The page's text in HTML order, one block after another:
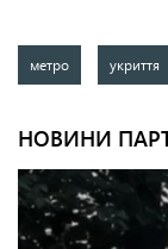
метро укриття